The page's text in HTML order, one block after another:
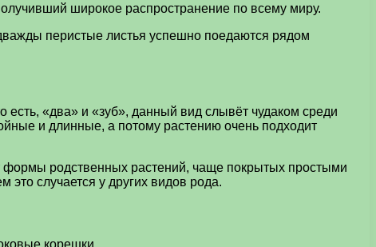
широкое распространение по всему миру.
перистые листья успешно поедаются рядом
есть, «два» и «зуб», данный вид слывёт чудаком среди
и длинные, а потому растению очень подходит
формы родственных растений, чаще покрытых простыми
случается у других видов рода.
корешки.